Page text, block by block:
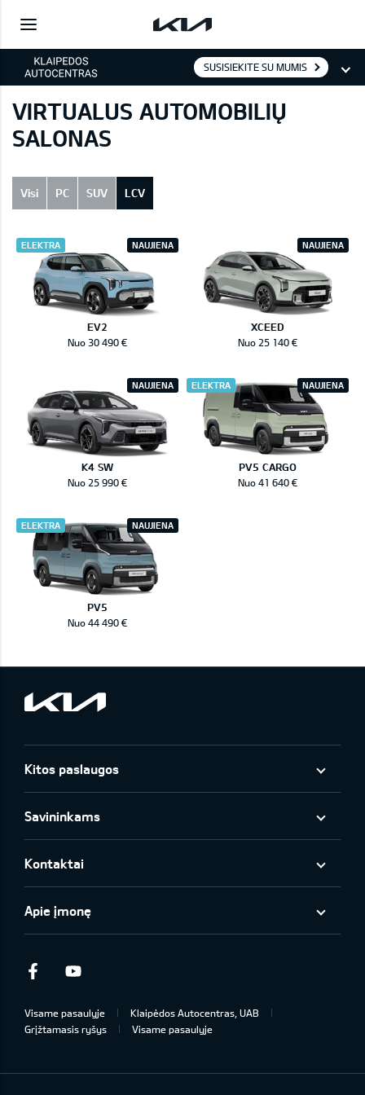
SUSISIEKITE SU MUMIS
VIRTUALUS AUTOMOBILIŲ
SALONAS
Visi PC SUV LCV
EV2
ELEKTRA NAUJIENA
Nuo 30 490 €
XCEED
NAUJIENA
Nuo 25 140 €
K4 SW
NAUJIENA
Nuo 25 990 €
PV5 CARGO
ELEKTRA NAUJIENA
Nuo 41 640 €
PV5
ELEKTRA NAUJIENA
Nuo 44 490 €
Kitos paslaugos
Savininkams
Kontaktai
Apie įmonę
Facebook
Visame pasaulyje
Klaipėdos Autocentras, UAB
Grįžtamasis ryšys
Visame pasaulyje